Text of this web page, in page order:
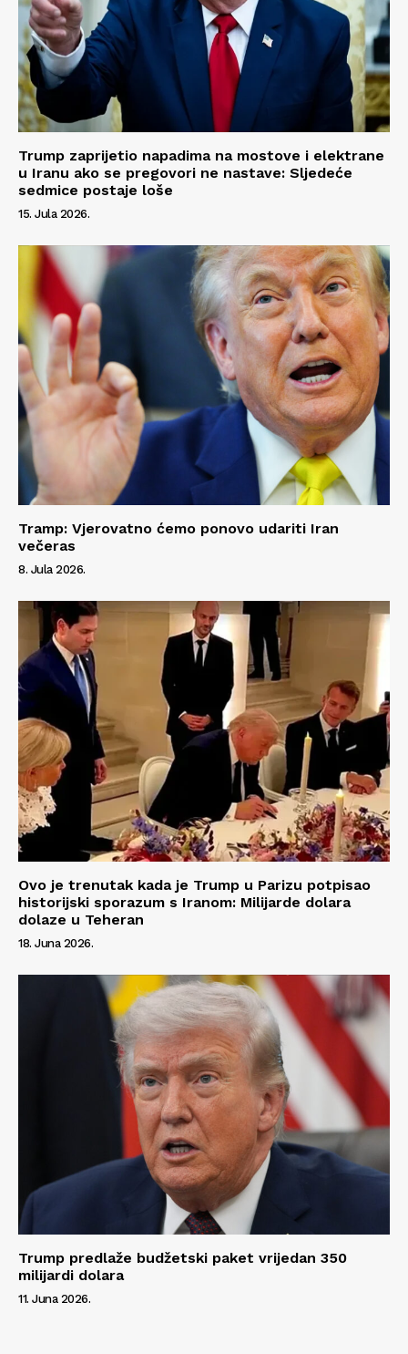
Trump zaprijetio napadima na mostove i elektrane
u Iranu ako se pregovori ne nastave: Sljedeće
sedmice postaje loše
15. Jula 2026.
Tramp: Vjerovatno ćemo ponovo udariti Iran
večeras
8. Jula 2026.
Ovo je trenutak kada je Trump u Parizu potpisao
historijski sporazum s Iranom: Milijarde dolara
dolaze u Teheran
18. Juna 2026.
Trump predlaže budžetski paket vrijedan 350
milijardi dolara
11. Juna 2026.